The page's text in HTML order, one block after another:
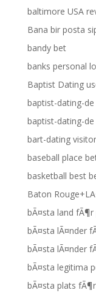
baltimore USA
Bana bir posta
bandy bet
banks personal
Baptist Dating
baptist-dating-
baptist-dating-
bart-dating
baseball place
basketball best
Baton
bÃ¤sta land
bÃ¤sta lÃ¤nder
bÃ¤sta lÃ¤nder
bÃ¤sta legitima
bÃ¤sta plats